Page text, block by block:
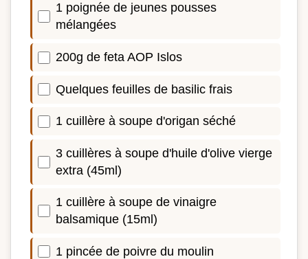
1 poignée de jeunes pousses
mélangées
200g de feta AOP Islos
Quelques feuilles de basilic frais
1 cuillère à soupe d'origan séché
3 cuillères à soupe d'huile d'olive vierge
extra (45ml)
1 cuillère à soupe de vinaigre
balsamique (15ml)
1 pincée de poivre du moulin